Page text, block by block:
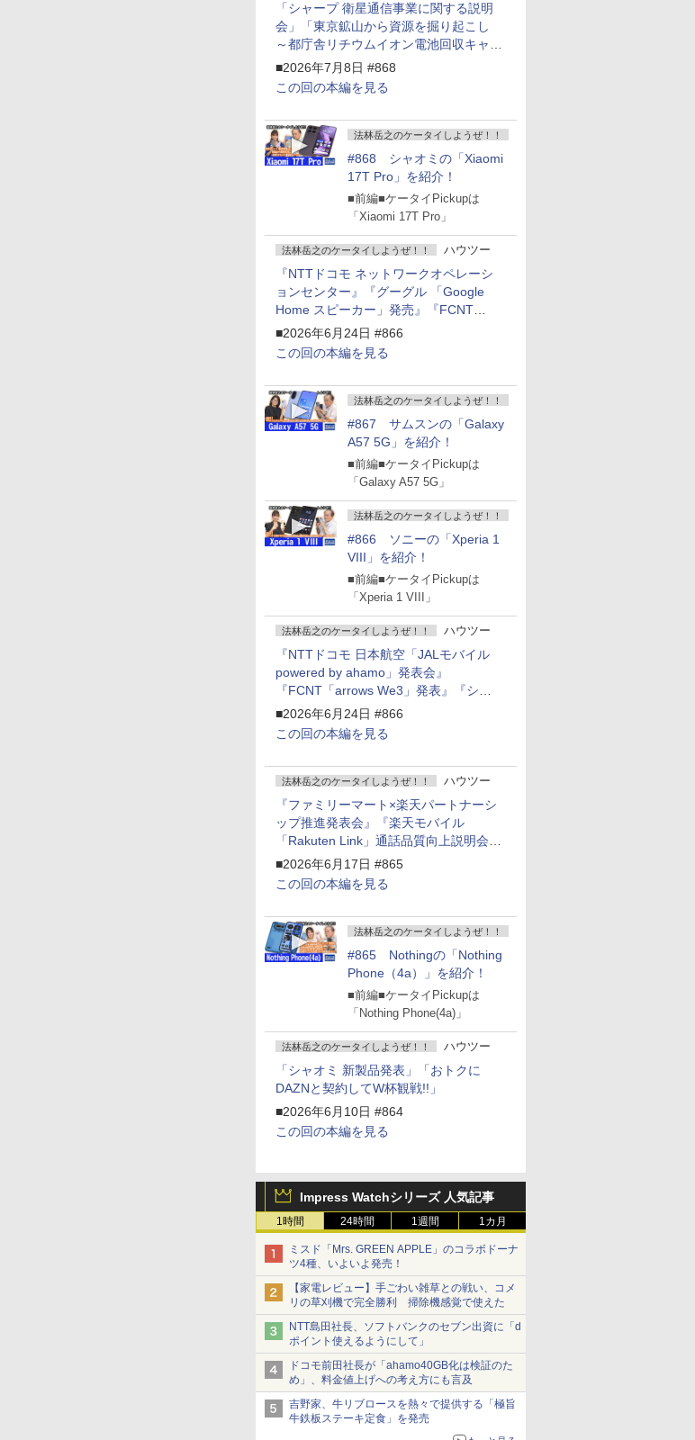
「シャープ 衛星通信事業に関する説明
会」「東京鉱山から資源を掘り起こし
～都庁舎リチウムイオン電池回収キャン
ペーン～」
■2026年7月8日 #868
この回の本編を見る
法林岳之のケータイしようぜ！！
#868 シャオミの「Xiaomi
17T Pro」を紹介！
■前編■ケータイPickupは
「Xiaomi 17T Pro」
法林岳之のケータイしようぜ！！ ハウツー
『NTTドコモ ネットワークオペレーシ
ョンセンター』『グーグル 「Google
Home スピーカー」発売』『FCNT
「arrows Alpha2」発表』『KDDI
「povo2.0」サービス説明会』
■2026年6月24日 #866
この回の本編を見る
法林岳之のケータイしようぜ！！
#867 サムスンの「Galaxy
A57 5G」を紹介！
■前編■ケータイPickupは
「Galaxy A57 5G」
法林岳之のケータイしようぜ！！
#866 ソニーの「Xperia 1
VIII」を紹介！
■前編■ケータイPickupは
「Xperia 1 VIII」
法林岳之のケータイしようぜ！！ ハウツー
『NTTドコモ 日本航空「JALモバイル
powered by ahamo」発表会』
『FCNT「arrows We3」発表』『シャ
ープ 新製品発表会』
■2026年6月24日 #866
この回の本編を見る
法林岳之のケータイしようぜ！！ ハウツー
『ファミリーマート×楽天パートナーシ
ップ推進発表会』『楽天モバイル
「Rakuten Link」通話品質向上説明会』
『Google Storeを今年夏、東京・表参道
にオープン』『KDDI ローソン「ハッピ
ーローソンタウン池田伏尾台店」オープ
■2026年6月17日 #865
この回の本編を見る
法林岳之のケータイしようぜ！！
#865 Nothingの「Nothing
Phone（4a）」を紹介！
■前編■ケータイPickupは
「Nothing Phone(4a)」
法林岳之のケータイしようぜ！！ ハウツー
「シャオミ 新製品発表」「おトクに
DAZNと契約してW杯観戦!!」
■2026年6月10日 #864
この回の本編を見る
Impress Watchシリーズ 人気記事
1時間 24時間 1週間 1カ月
ミスド「Mrs. GREEN APPLE」のコラボドーナ
ツ4種、いよいよ発売！
【家電レビュー】手ごわい雑草との戦い、コメ
リの草刈機で完全勝利 掃除機感覚で使えた
NTT島田社長、ソフトバンクのセブン出資に「d
ポイント使えるようにして」
ドコモ前田社長が「ahamo40GB化は検証のた
め」、料金値上げへの考え方にも言及
吉野家、牛リブロースを熱々で提供する「極旨
牛鉄板ステーキ定食」を発売